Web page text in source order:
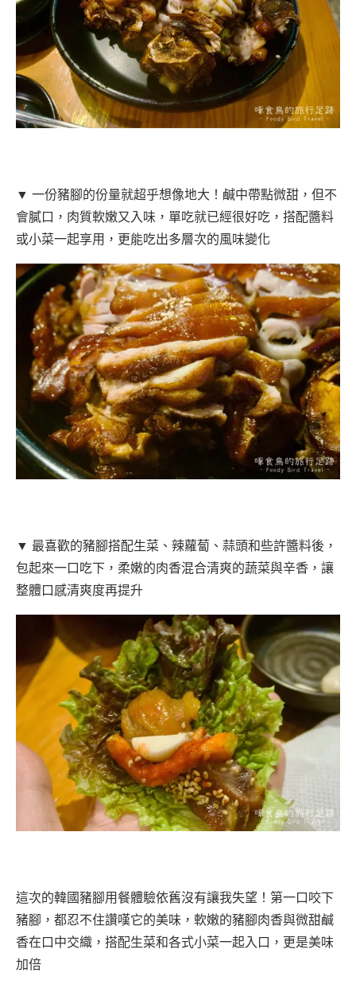
▼ 一份豬腳的份量就超乎想像地大！鹹中帶點微甜，但不
會膩口，肉質軟嫩又入味，單吃就已經很好吃，搭配醬料
或小菜一起享用，更能吃出多層次的風味變化
▼ 最喜歡的豬腳搭配生菜、辣蘿蔔、蒜頭和些許醬料後，
包起來一口吃下，柔嫩的肉香混合清爽的蔬菜與辛香，讓
整體口感清爽度再提升
這次的韓國豬腳用餐體驗依舊沒有讓我失望！第一口咬下
豬腳，都忍不住讚嘆它的美味，軟嫩的豬腳肉香與微甜鹹
香在口中交織，搭配生菜和各式小菜一起入口，更是美味
加倍